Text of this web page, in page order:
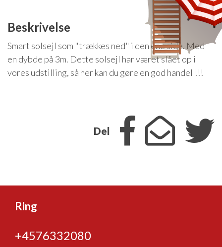
Isabella Opstillingsvejledninger
GPDR - Optagelse af foto og video
GPDR - KG Camping Kundeklub
Beskrivelse
Smart solsejl som "trækkes ned" i den ene side. Med
en dybde på 3m. Dette solsejl har været slået op i
vores udstilling, så her kan du gøre en god handel !!!
Del
Ring
+4576332080